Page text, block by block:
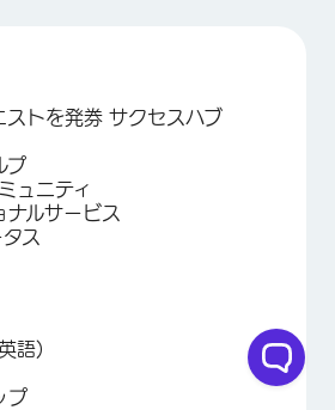
ストを発券 サクセスハブ
プ
ュニティ
ナルサービス
ス
語)
プ